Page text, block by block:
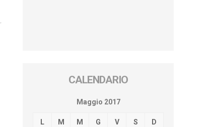
CALENDARIO
Maggio 2017
L M M G V S D